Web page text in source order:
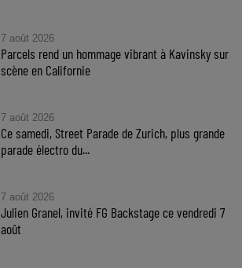
7 août 2026
Parcels rend un hommage vibrant à Kavinsky sur
scène en Californie
7 août 2026
Ce samedi, Street Parade de Zurich, plus grande
parade électro du...
7 août 2026
Julien Granel, invité FG Backstage ce vendredi 7
août